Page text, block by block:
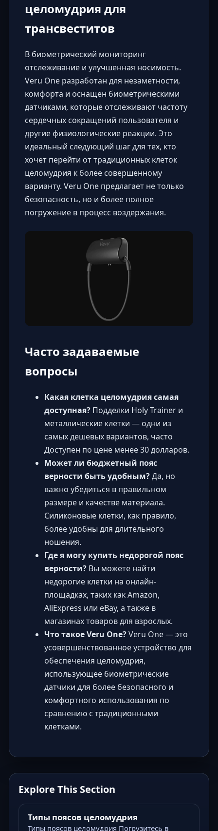
целомудрия для
трансвеститов
В биометрический мониторинг
отслеживание и улучшенная носимость.
Veru One разработан для незаметности,
комфорта и оснащен биометрическими
датчиками, которые отслеживают частоту
сердечных сокращений пользователя и
другие физиологические реакции. Это
идеальный следующий шаг для тех, кто
хочет перейти от традиционных клеток
целомудрия к более совершенному
варианту. Veru One предлагает не только
безопасность, но и более полное
погружение в процесс воздержания.
Часто задаваемые
вопросы
Какая клетка целомудрия самая
доступная?Подделки Holy Trainer и
металлические клетки — одни из
самых дешевых вариантов, часто
Доступен по цене менее 30 долларов.
Может ли бюджетный пояс
верности быть удобным?Да, но
важно убедиться в правильном
размере и качестве материала.
Силиконовые клетки, как правило,
более удобны для длительного
ношения.
Где я могу купить недорогой пояс
верности?Вы можете найти
недорогие клетки на онлайн-
площадках, таких как Amazon,
AliExpress или eBay, а также в
магазинах товаров для взрослых.
Что такое Veru One?Veru One — это
усовершенствованное устройство для
обеспечения целомудрия,
использующее биометрические
датчики для более безопасного и
комфортного использования по
сравнению с традиционными
клетками.
Explore This Section
Типы поясов целомудрия
Типы поясов целомудрия Погрузитесь в